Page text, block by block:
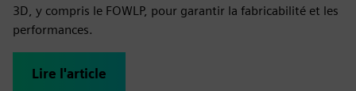
3D, y compris le FOWLP, pour garantir la fabricabilité et les
performances.
Lire l'article